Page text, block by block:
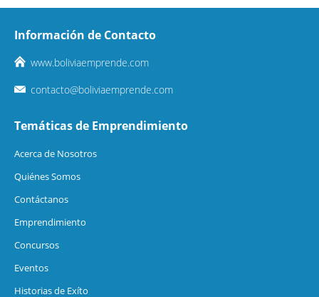
Información de Contacto
www.boliviaemprende.com
contacto@boliviaemprende.com
Temáticas de Emprendimiento
Acerca de Nosotros
Quiénes Somos
Contáctanos
Emprendimiento
Concursos
Eventos
Historias de Exíto